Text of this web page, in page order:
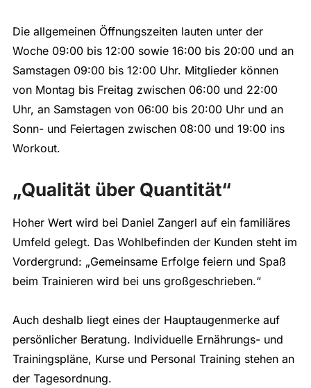
Die allgemeinen Öffnungszeiten lauten unter der
Woche 09:00 bis 12:00 sowie 16:00 bis 20:00 und an
Samstagen 09:00 bis 12:00 Uhr. Mitglieder können
von Montag bis Freitag zwischen 06:00 und 22:00
Uhr, an Samstagen von 06:00 bis 20:00 Uhr und an
Sonn- und Feiertagen zwischen 08:00 und 19:00 ins
Workout.
„Qualität über Quantität“
Hoher Wert wird bei Daniel Zangerl auf ein familiäres
Umfeld gelegt. Das Wohlbefinden der Kunden steht im
Vordergrund: „Gemeinsame Erfolge feiern und Spaß
beim Trainieren wird bei uns großgeschrieben.“
Auch deshalb liegt eines der Hauptaugenmerke auf
persönlicher Beratung. Individuelle Ernährungs- und
Trainingspläne, Kurse und Personal Training stehen an
der Tagesordnung.